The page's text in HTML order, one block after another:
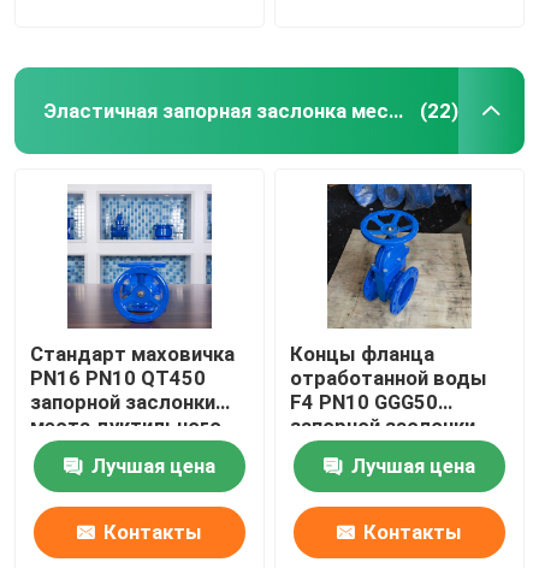
Эластичная запорная заслонка места (22)
Стандарт маховичка
PN16 PN10 QT450
запорной заслонки
места дуктильного
утюга эластичный
немецкийЛучшая цена
Контакты
Концы фланца
отработанной воды
F4 PN10 GGG50
запорной заслонки
места медной
проволоки
эластичные
Лучшая цена
Контакты